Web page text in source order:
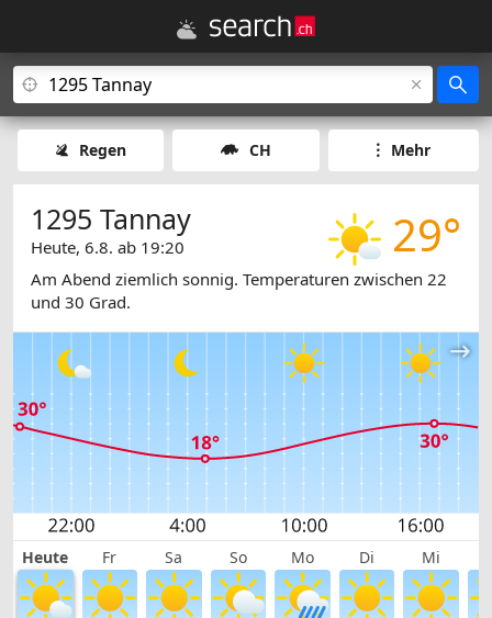
Regen CH Mehr
29°
1295 Tannay
Heute, 6.8. ab 19:20
Am Abend ziemlich sonnig. Temperaturen zwischen 22
und 30 Grad.
Heute Fr Sa So Mo Di Mi